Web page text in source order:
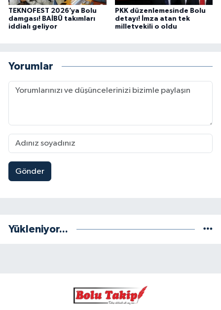
TEKNOFEST 2026’ya Bolu
damgası! BAİBÜ takımları
iddialı geliyor
PKK düzenlemesinde Bolu
detayı! İmza atan tek
milletvekili o oldu
Yorumlar
Gönder
Yükleniyor...